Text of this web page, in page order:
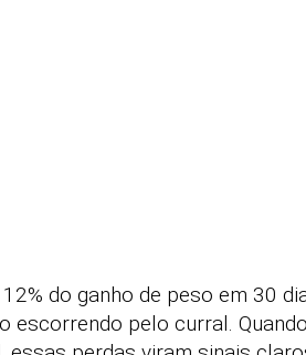
do ganho de peso em 30
escorrendo pelo curral.